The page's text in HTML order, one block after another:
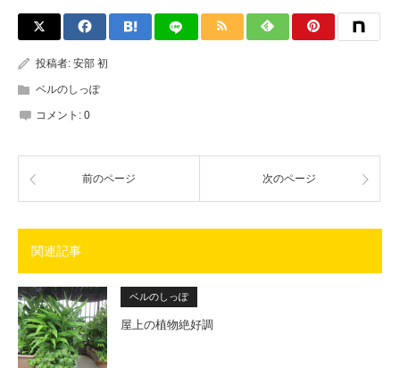
投稿者: 安部 初
ベルのしっぽ
コメント: 0
前のページ 次のページ
関連記事
ベルのしっぽ
屋上の植物絶好調